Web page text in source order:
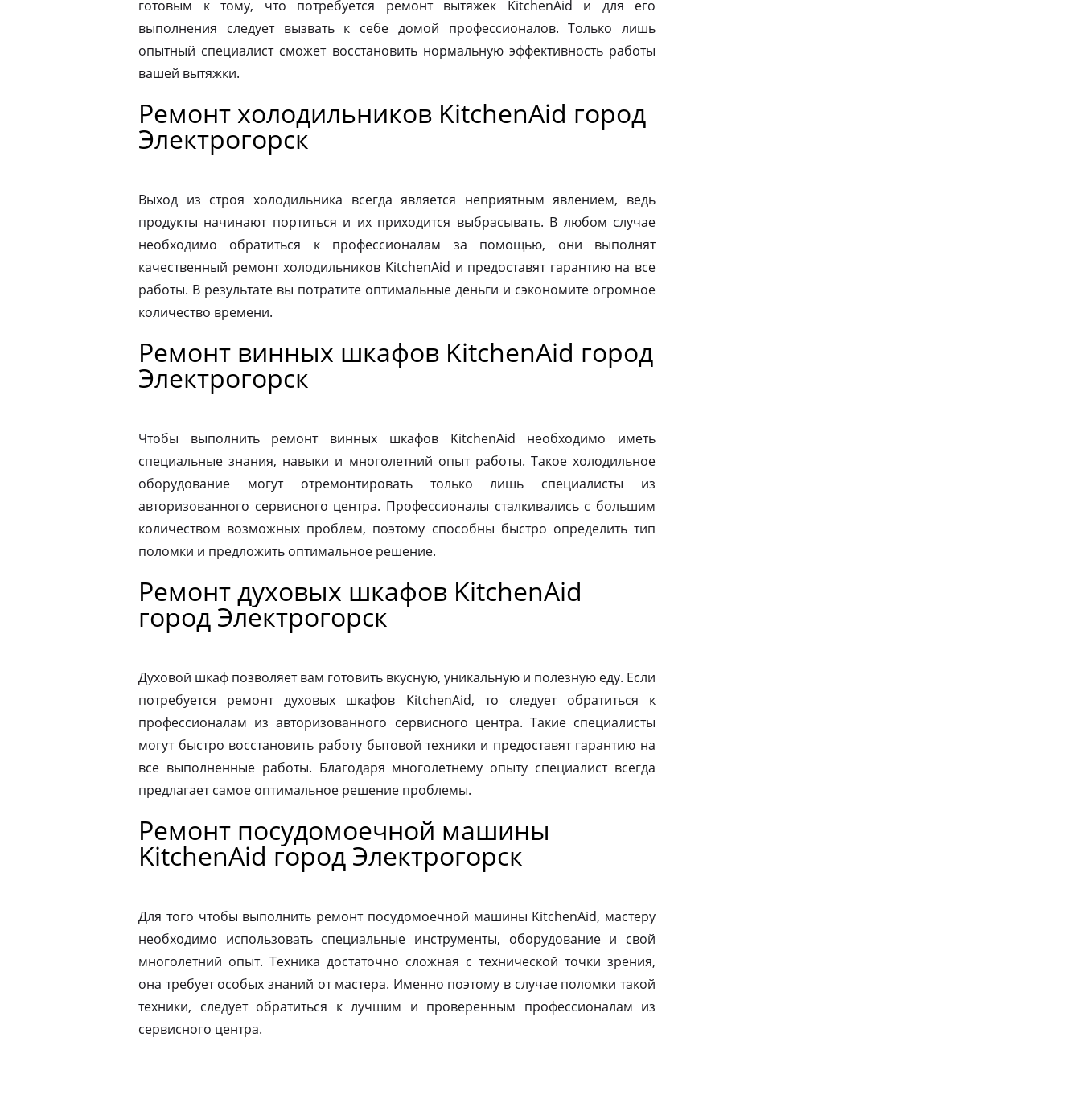
готовым к тому, что потребуется ремонт вытяжек KitchenAid и для его
выполнения следует вызвать к себе домой профессионалов. Только лишь
опытный специалист сможет восстановить нормальную эффективность работы
вашей вытяжки.
Ремонт холодильников KitchenAid город
Электрогорск
Выход из строя холодильника всегда является неприятным явлением, ведь
продукты начинают портиться и их приходится выбрасывать. В любом случае
необходимо обратиться к профессионалам за помощью, они выполнят
качественный ремонт холодильников KitchenAid и предоставят гарантию на все
работы. В результате вы потратите оптимальные деньги и сэкономите огромное
количество времени.
Ремонт винных шкафов KitchenAid город
Электрогорск
Чтобы выполнить ремонт винных шкафов KitchenAid необходимо иметь
специальные знания, навыки и многолетний опыт работы. Такое холодильное
оборудование могут отремонтировать только лишь специалисты из
авторизованного сервисного центра. Профессионалы сталкивались с большим
количеством возможных проблем, поэтому способны быстро определить тип
поломки и предложить оптимальное решение.
Ремонт духовых шкафов KitchenAid
город Электрогорск
Духовой шкаф позволяет вам готовить вкусную, уникальную и полезную еду. Если
потребуется ремонт духовых шкафов KitchenAid, то следует обратиться к
профессионалам из авторизованного сервисного центра. Такие специалисты
могут быстро восстановить работу бытовой техники и предоставят гарантию на
все выполненные работы. Благодаря многолетнему опыту специалист всегда
предлагает самое оптимальное решение проблемы.
Ремонт посудомоечной машины
KitchenAid город Электрогорск
Для того чтобы выполнить ремонт посудомоечной машины KitchenAid, мастеру
необходимо использовать специальные инструменты, оборудование и свой
многолетний опыт. Техника достаточно сложная с технической точки зрения,
она требует особых знаний от мастера. Именно поэтому в случае поломки такой
техники, следует обратиться к лучшим и проверенным профессионалам из
сервисного центра.